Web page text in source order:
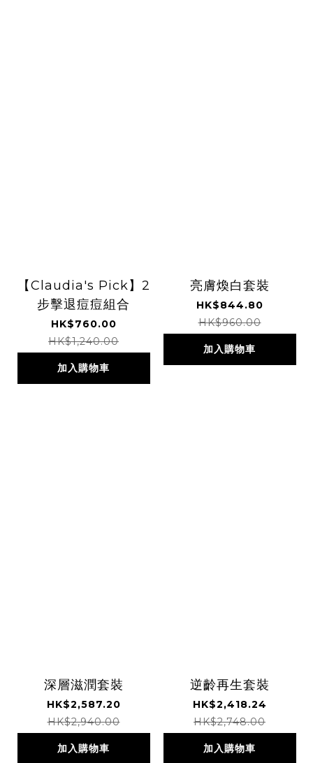
【Claudia's Pick】2
步擊退痘痘組合
HK$760.00
HK$1,240.00
加入購物車
亮膚煥白套裝
HK$844.80
HK$960.00
加入購物車
深層滋潤套裝
HK$2,587.20
HK$2,940.00
加入購物車
逆齡再生套裝
HK$2,418.24
HK$2,748.00
加入購物車